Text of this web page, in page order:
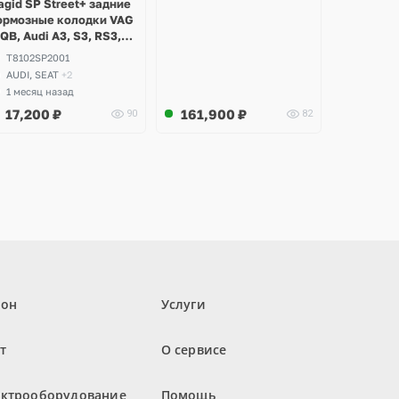
SP Street+ задние
колодки VAG
Audi A3, S3, RS3,
RSQ3, TT, TTS, TTRS,
Golf 7.5 R,
Tiguan, Passat B8,
Leon, Ateca Cupra
T8102SP2001
AUDI, SEAT +2
1 месяц назад
17,200 ₽ 90 161,900 ₽ 82
Услуги
О сервисе
Помощь